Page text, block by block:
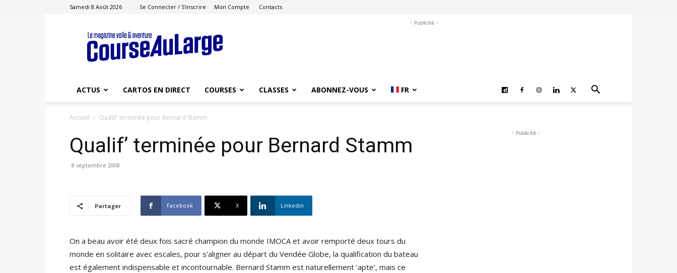
Samedi 8 Août 2026 Se Connecter / S'inscrire Mon Compte Contacts
Course
au
Large
- Publicité -
ACTUS CARTOS EN DIRECT COURSES CLASSES ABONNEZ-VOUS FR
Accueil Qualif' terminée pour Bernard Stamm
Qualif’ terminée pour Bernard Stamm
8 septembre 2008
Partager Facebook X Linkedin
On a beau avoir été deux fois sacré champion du monde IMOCA et avoir remporté deux tours du
monde en solitaire avec escales, pour s’aligner au départ du Vendée Globe, la qualification du bateau
est également indispensable et incontournable. Bernard Stamm est naturellement ‘apte’, mais ce
- Publicité -